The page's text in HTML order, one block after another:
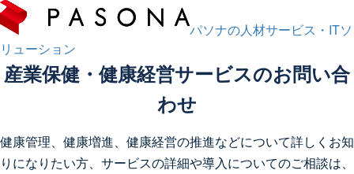
パソナの人材サービス・ITソ
リューション
産業保健・健康経営サービスのお問い合
わせ
健康管理、健康増進、健康経営の推進などについて詳しくお知
りになりたい方、サービスの詳細や導入についてのご相談は、